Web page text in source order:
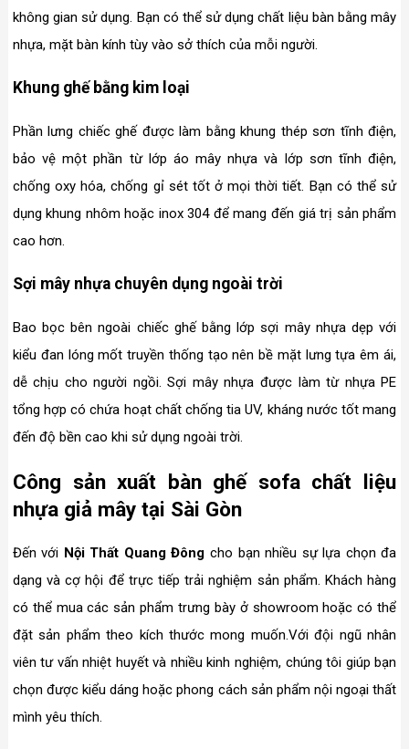
không gian sử dụng. Bạn có thể sử dụng chất liệu bàn bằng mây
nhựa, mặt bàn kính tùy vào sở thích của mỗi người.
Khung ghế bằng kim loại
Phần lưng chiếc ghế được làm bằng khung thép sơn tĩnh điện,
bảo vệ một phần từ lớp áo mây nhựa và lớp sơn tĩnh điện,
chống oxy hóa, chống gỉ sét tốt ở mọi thời tiết. Bạn có thể sử
dụng khung nhôm hoặc inox 304 để mang đến giá trị sản phẩm
cao hơn.
Sợi mây nhựa chuyên dụng ngoài trời
Bao bọc bên ngoài chiếc ghế bằng lớp sợi mây nhựa dẹp với
kiểu đan lóng mốt truyền thống tạo nên bề mặt lưng tựa êm ái,
dễ chịu cho người ngồi. Sợi mây nhựa được làm từ nhựa PE
tổng hợp có chứa hoạt chất chống tia UV, kháng nước tốt mang
đến độ bền cao khi sử dụng ngoài trời.
Công sản xuất bàn ghế sofa chất liệu
nhựa giả mây tại Sài Gòn
Đến với Nội Thất Quang Đông cho bạn nhiều sự lựa chọn đa
dạng và cợ hội để trực tiếp trải nghiệm sản phẩm. Khách hàng
có thể mua các sản phẩm trưng bày ở showroom hoặc có thể
đặt sản phẩm theo kích thước mong muốn.Với đội ngũ nhân
viên tư vấn nhiệt huyết và nhiều kinh nghiệm, chúng tôi giúp bạn
chọn được kiểu dáng hoặc phong cách sản phẩm nội ngoại thất
mình yêu thích.